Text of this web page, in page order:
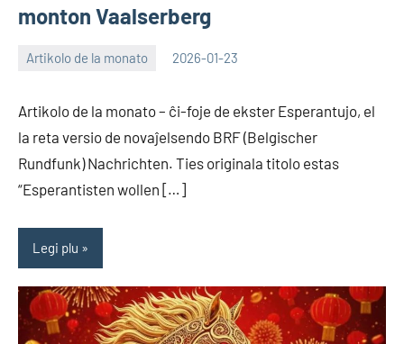
monton Vaalserberg
Artikolo de la monato 2026-01-23
Artikolo de la monato – ĉi-foje de ekster Esperantujo, el
la reta versio de novaĵelsendo BRF (Belgischer
Rundfunk) Nachrichten. Ties originala titolo estas
“Esperantisten wollen […]
Legi plu